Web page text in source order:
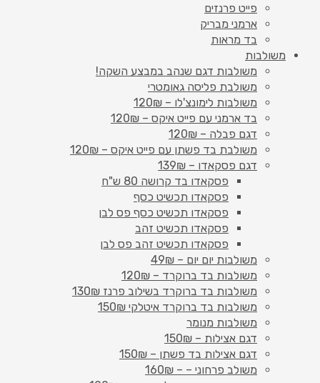
פייט פרנזים
ארמני מבריק
בד מראות
משולבות
משולבות דגם שנהב במבצע השקה!
משולבת פליסה גאומטרי
משולבות לימונצ'לו – 120₪
בד ארמני עם פייט איקס – 120₪
דגם פבלה – 120₪
משולבת בד פשתן עם פייט איקס – 120₪
דגם פסקאדו – 139₪
פסקאדו בד קרושה 80 ש"ח
פסקאדו תכשיט כסף
פסקאדו תכשיט כסף פס לבן
פסקאדו תכשיט זהב
פסקאדו תכשיט זהב פס לבן
משולבות יום יום – 49₪
משולבות בד ברוקרד – 120₪
משולבות בד ברוקרד בשילוב פרנז 130₪
משולבות בד ברוקרד איטלקי 150₪
משולבות מנומר
דגם אצילות – 150₪
דגם אצילות בד פשתן – 150₪
משולב פרחוני – – 160₪